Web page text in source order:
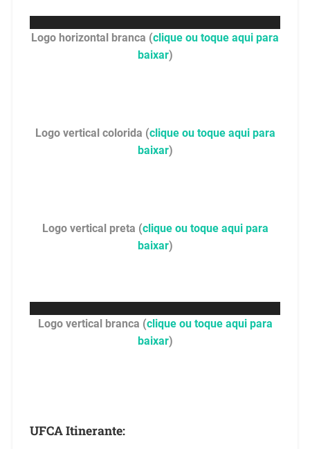
Logo horizontal branca (clique ou toque aqui para
baixar)
Logo vertical colorida (clique ou toque aqui para
baixar)
Logo vertical preta (clique ou toque aqui para
baixar)
Logo vertical branca (clique ou toque aqui para
baixar)
UFCA Itinerante: